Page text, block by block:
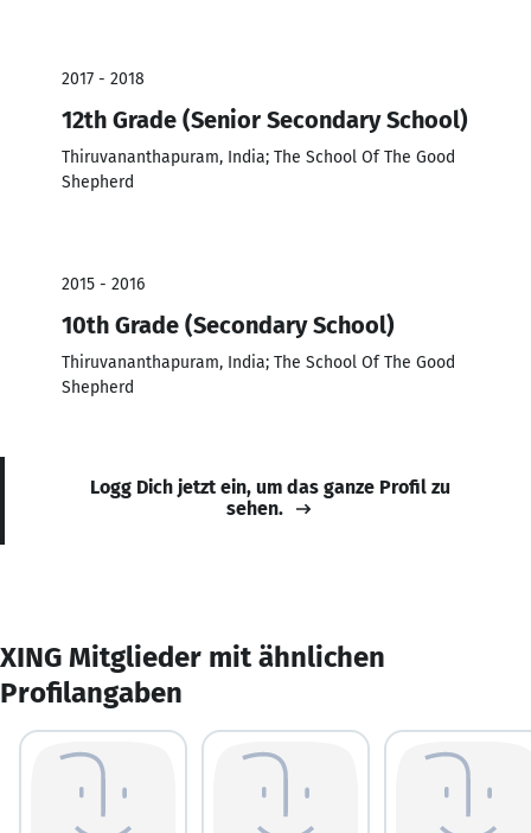
2017 - 2018
12th Grade (Senior Secondary School)
Thiruvananthapuram, India; The School Of The Good
Shepherd
2015 - 2016
10th Grade (Secondary School)
Thiruvananthapuram, India; The School Of The Good
Shepherd
Logg Dich jetzt ein, um das ganze Profil zu
sehen.
XING Mitglieder mit ähnlichen
Profilangaben